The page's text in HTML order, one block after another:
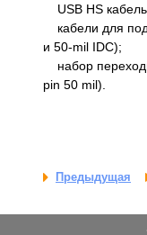
USB HS
кабели для
и 50-mil IDC);
набор
pin 50 mil).
Предыдущая